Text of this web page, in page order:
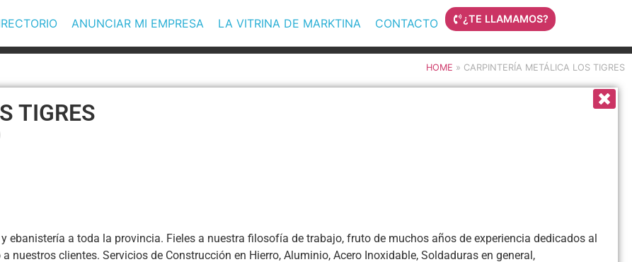
ANUNCIAR MI EMPRESA LA VITRINA DE MARKTINA CONTACTO ¿TE LLAMAMOS?
HOME » CARPINTERÍA METÁLICA LOS TIGRES
TIGRES
ebanistería a toda la provincia. Fieles a nuestra filosofía de trabajo, fruto de muchos años de experiencia dedicados al
nuestros clientes. Servicios de Construcción en Hierro, Aluminio, Acero Inoxidable, Soldaduras en general,